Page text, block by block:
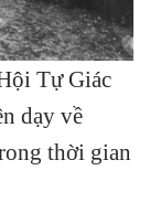
Tự Giác
dạy về
thời gian